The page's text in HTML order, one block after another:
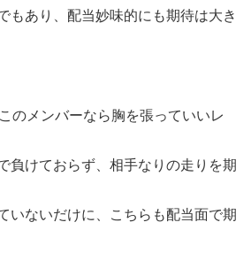
もあり、配当妙味的にも期待は大き
のメンバーなら胸を張っていいレ
負けておらず、相手なりの走りを期
いないだけに、こちらも配当面で期